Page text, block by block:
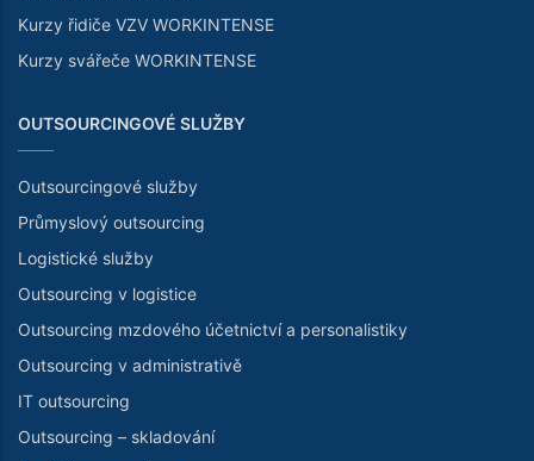
Kurzy řidiče VZV WORKINTENSE
Kurzy svářeče WORKINTENSE
OUTSOURCINGOVÉ SLUŽBY
Outsourcingové služby
Průmyslový outsourcing
Logistické služby
Outsourcing v logistice
Outsourcing mzdového účetnictví a personalistiky
Outsourcing v administrativě
IT outsourcing
Outsourcing – skladování